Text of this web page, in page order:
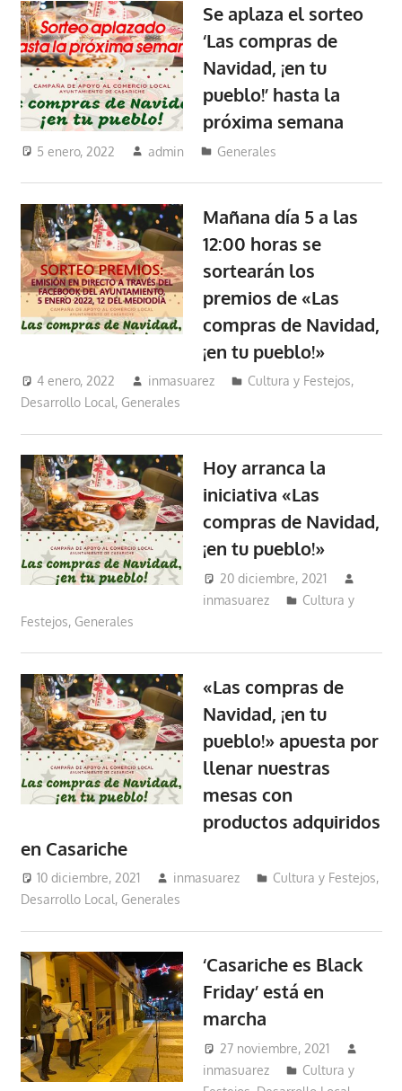
Se aplaza el sorteo
‘Las compras de
Navidad, ¡en tu
pueblo!’ hasta la
próxima semana
5 enero, 2022 admin Generales
Mañana día 5 a las
12:00 horas se
sortearán los
premios de «Las
compras de Navidad,
¡en tu pueblo!»
4 enero, 2022 inmasuarez Cultura y Festejos,
Desarrollo Local, Generales
Hoy arranca la
iniciativa «Las
compras de Navidad,
¡en tu pueblo!»
20 diciembre, 2021
inmasuarez
Cultura y
Festejos, Generales
«Las compras de
Navidad, ¡en tu
pueblo!» apuesta por
llenar nuestras
mesas con
productos adquiridos
en Casariche
10 diciembre, 2021 inmasuarez Cultura y Festejos,
Desarrollo Local, Generales
‘Casariche es Black
Friday’ está en
marcha
27 noviembre, 2021
inmasuarez
Cultura y